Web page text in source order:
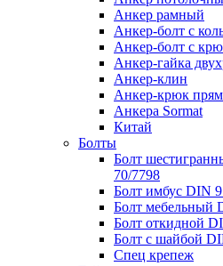
Анкер рамный
Анкер-болт с
Анкер-болт с
Анкер-гайка
Анкер-клин
Анкер-крюк
Анкера Sormat
Китай
Болты
Болт
70/7798
Болт имбус DIN
Болт мебельный
Болт откидной
Болт с шайбой
Спец крепеж